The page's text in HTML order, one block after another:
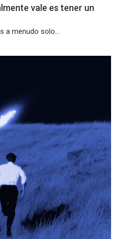
vale es tener un
a menudo solo...